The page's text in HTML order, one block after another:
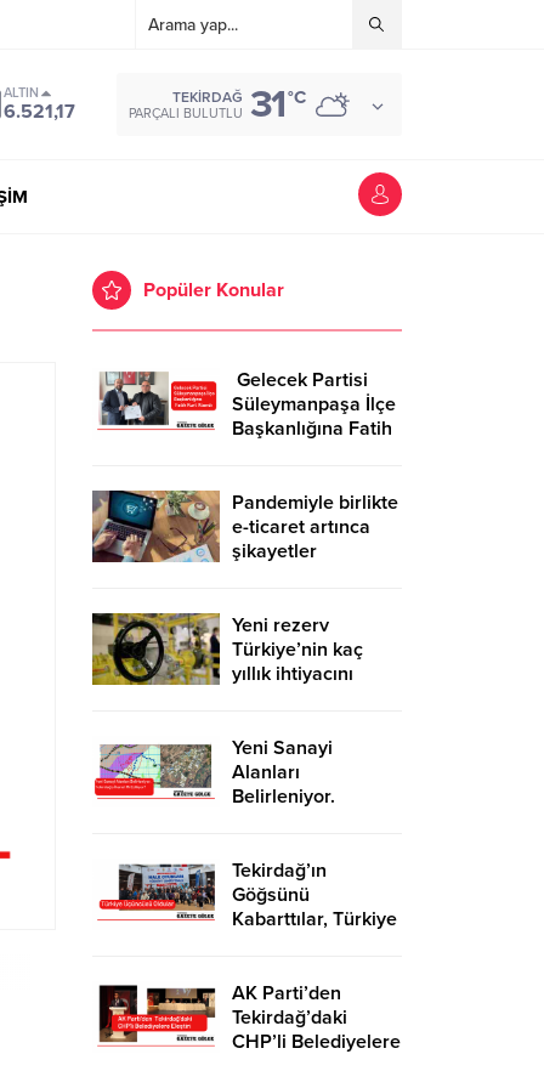
ALTIN
6.521,17
TEKIRDAĞ
PARÇALI BULUTLU 31°C
Popüler Konular
Gelecek Partisi
Süleymanpaşa İlçe
Başkanlığına Fatih
Pandemiyle birlikte
e-ticaret artınca
şikayetler
Yeni rezerv
Türkiye’nin kaç
yıllık ihtiyacını
Yeni Sanayi
Alanları
Belirleniyor.
Tekirdağ’ın
Göğsünü
Kabarttılar, Türkiye
AK Parti’den
Tekirdağ’daki
CHP’li Belediyelere